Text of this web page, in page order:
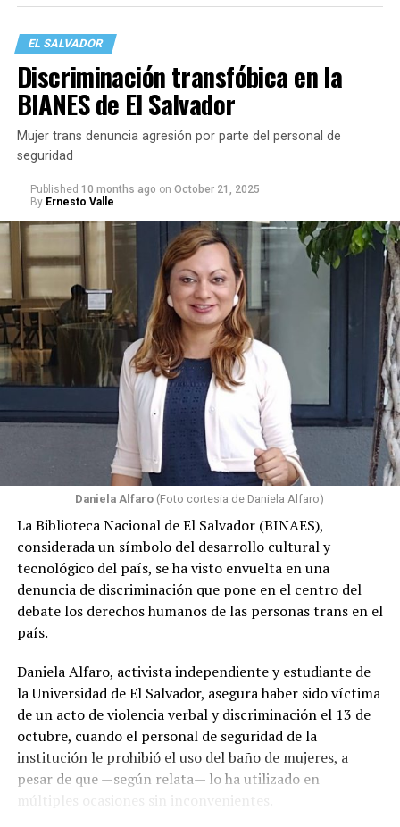
artistas, organizaciones de la sociedad civil, personas de
la comunidad LGBTQ y aliados que año con año
encuentran en esta actividad una oportunidad para
reafirmar su identidad y fortalecer los lazos
comunitarios.
Más allá de una fiesta, los organizadores destacan que
“Mani Fiesta tu Orgullo” representa un acto político y
social de gran importancia, pues marca oficialmente el
inicio de las actividades que diversas organizaciones
desarrollan durante junio y permite posicionar
públicamente las demandas, preocupaciones y
aspiraciones de la comunidad LGBTQ salvadoreña.
Cuatro años construyendo
comunidad y visibilidad
La iniciativa nació hace cuatro años como una propuesta
para abrir el Mes del Orgullo desde un espacio cultural,
inclusivo y accesible para todas las personas. Desde
entonces, la actividad ha evolucionado hasta convertirse
en una referencia dentro de la agenda de junio,
permitiendo que organizaciones, activistas y miembros
de la comunidad encuentren un espacio para compartir
experiencias, fortalecer alianzas y proyectar mensajes
de incidencia.
EL SALVADOR
Discriminación transfóbica en la
BIANES de El Salvador
Mujer trans denuncia agresión por parte del personal de
seguridad
Published 10 months ago on October 21, 2025
By Ernesto Valle
Daniela Alfaro (Foto cortesia de Daniela Alfaro)
La Biblioteca Nacional de El Salvador (BINAES),
considerada un símbolo del desarrollo cultural y
tecnológico del país, se ha visto envuelta en una
denuncia de discriminación que pone en el centro del
debate los derechos humanos de las personas trans en el
país.
Daniela Alfaro, activista independiente y estudiante de
la Universidad de El Salvador, asegura haber sido víctima
de un acto de violencia verbal y discriminación el 13 de
octubre, cuando el personal de seguridad de la
institución le prohibió el uso del baño de mujeres, a
pesar de que —según relata— lo ha utilizado en
múltiples ocasiones sin inconvenientes.